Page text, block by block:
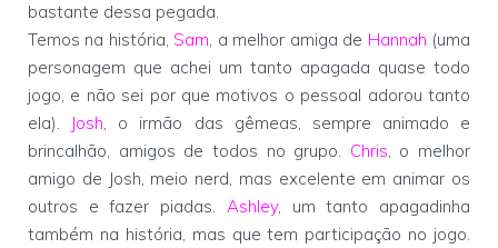
bastante dessa pegada.
Temos na história, Sam, a melhor amiga de Hannah (uma
personagem que achei um tanto apagada quase todo
jogo, e não sei por que motivos o pessoal adorou tanto
ela). Josh, o irmão das gêmeas, sempre animado e
brincalhão, amigos de todos no grupo. Chris, o melhor
amigo de Josh, meio nerd, mas excelente em animar os
outros e fazer piadas. Ashley, um tanto apagadinha
também na história, mas que tem participação no jogo.